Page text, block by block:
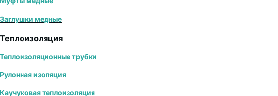
Заглушки медные
Теплоизоляция
Теплоизоляционные трубки
Рулонная изоляция
Каучуковая теплоизоляция